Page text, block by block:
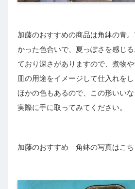
加藤のおすすめの商品は角鉢の青
かった色合いで、夏っぽさを感じ
ており深さがありますので、煮物
皿の用途をイメージして仕入れを
ほかの色もあるので、この形いい
実際に手に取ってみてください。
加藤のおすすめ 角鉢の写真はこち